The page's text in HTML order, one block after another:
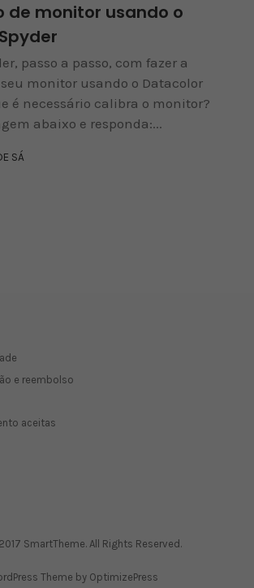
de monitor usando o
passo a passo, com fazer a
monitor usando o Datacolor
é necessário calibra o monitor?
abaixo e responda:...
SÁ
e reembolso
aceitas
SmartTheme. All Rights Reserved.
Theme by OptimizePress